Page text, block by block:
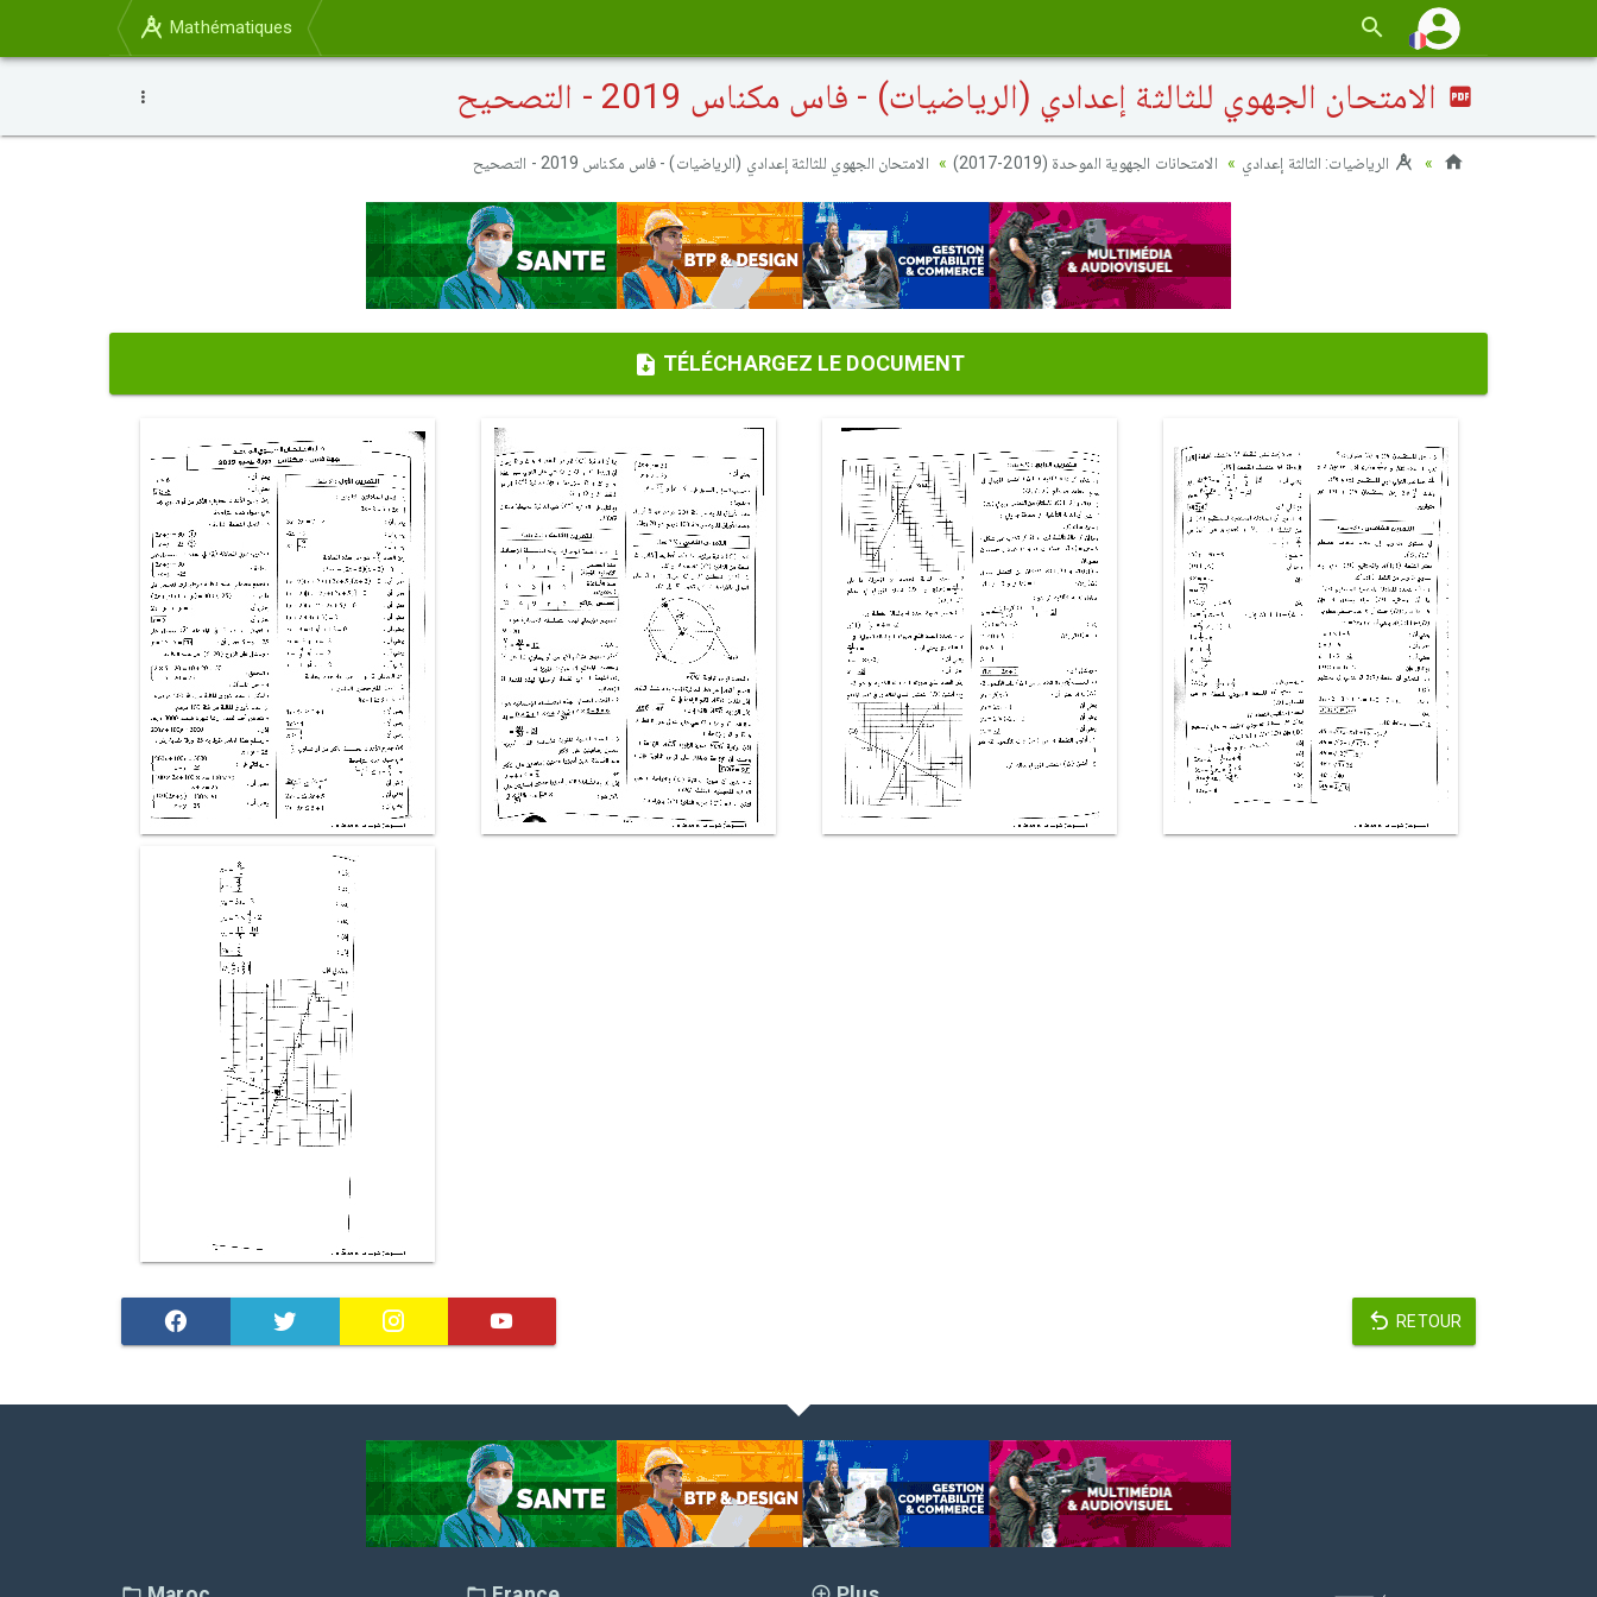
Mathématiques
الامتحان الجهوي للثالثة إعدادي (الرياضيات) - فاس مكناس 2019 - التصحيح
الرياضيات: الثالثة إعدادي الامتحانات الجهوية الموحدة (2019-2017) الامتحان الجهوي للثالثة إعدادي (الرياضيات) - فاس مكناس 2019 - التصحيح
TÉLÉCHARGEZ LE DOCUMENT
RETOUR